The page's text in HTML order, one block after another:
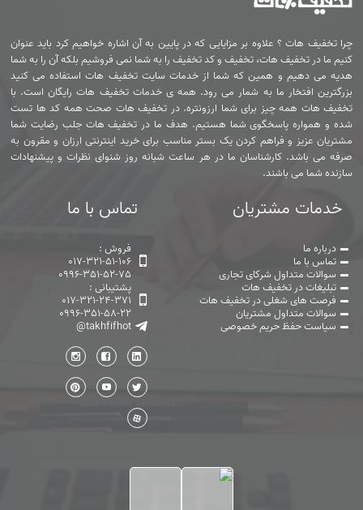
چرا تخفیف هات ؟ علاوه بر مزایایی که در پایین به آن اشاره خواهیم کرد باید عنوان
کنیم ما در تخفیف هات، تخفیف و کد تخفیف را به شما نمی فروشیم بلکه آن را به شما
هدیه می دهیم و همین که شما از خدمات سایت تخفیف هات استفاده می کنید
بزرگترین افتخار ما به شمار می رود. همه ی خدمات تخفیف هات رایگان است. با
تخفیف هات همه چیز برای شما ارزونتره. در تخفیف هات صحت همه کد ها تست
شده و همواره پاسخگوی شما هستیم. هدف ما در تخفیف هات جلب رضایت شما
مشتریان عزیز و فراهم کردن یک بستر مناسب برای خرید اینترنتی ارزان و مقرون به
صرفه می باشد. کارشناسان ما در هر ساعت شبانه روز شنوای نظرات و پیشنهادات
سازنده شما می باشند.
خدمات مشتریان
درباره ما
تماس با ما
سوالات متداول شرکای تجاری
تبلیغات در تخفیف هات
فرصت های شغلی در تخفیف هات
سوالات متداول مشتریان
سیاست حفظ حریم خصوصی
تماس با ما
فروش :
017-321-51-106
0996-351-52-75
پشتیبانی :
017-321-24-371
0996-351-58-22
@takhfifhot